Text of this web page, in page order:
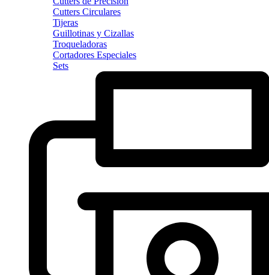
Cutters Circulares
Tijeras
Guillotinas y Cizallas
Troqueladoras
Cortadores Especiales
Sets